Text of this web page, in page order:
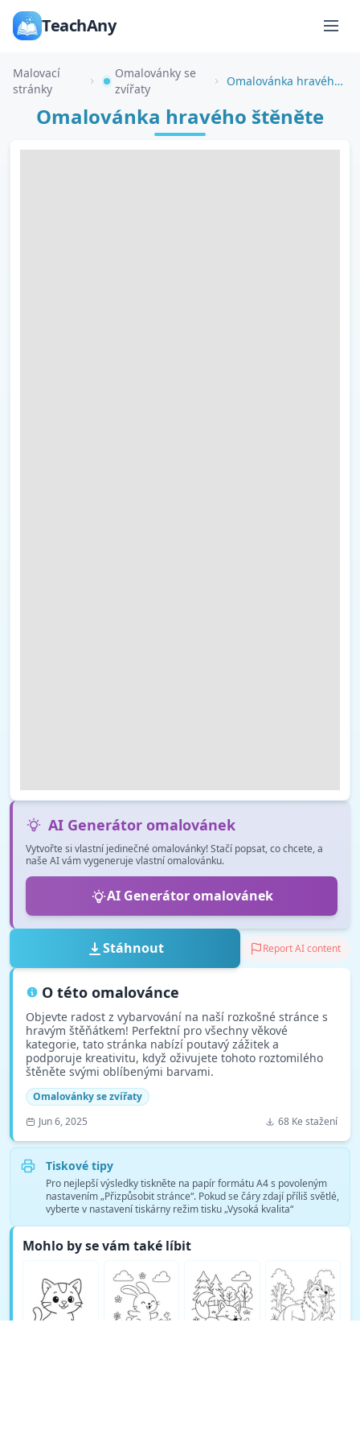
TeachAny
Malovací
stránky
Omalovánky se
zvířaty
Omalovánka hravého štěněte
Omalovánka hravého štěněte
AI Generátor omalovánek
Vytvořte si vlastní jedinečné omalovánky! Stačí popsat, co chcete, a
naše AI vám vygeneruje vlastní omalovánku.
AI Generátor omalovánek
Stáhnout Report AI content
O této omalovánce
Objevte radost z vybarvování na naší rozkošné stránce s
hravým štěňátkem! Perfektní pro všechny věkové
kategorie, tato stránka nabízí poutavý zážitek a
podporuje kreativitu, když oživujete tohoto roztomilého
štěněte svými oblíbenými barvami.
Omalovánky se zvířaty
Jun 6, 2025
68 Ke stažení
Tiskové tipy
Pro nejlepší výsledky tiskněte na papír formátu A4 s povoleným
nastavením „Přizpůsobit stránce“. Pokud se čáry zdají příliš světlé,
vyberte v nastavení tiskárny režim tisku „Vysoká kvalita“
Mohlo by se vám také líbit